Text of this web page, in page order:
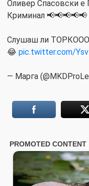
Оливер Спасовски е
Криминал 📢📢📢📢📢
Слушаш ли
😂 pic.twitter.com/
— Мaрга